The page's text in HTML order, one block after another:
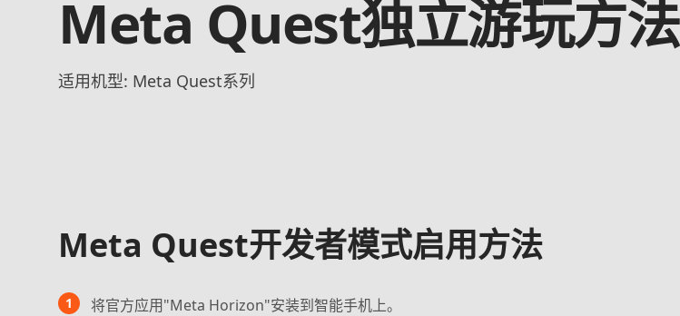
Meta Quest独立游玩方法
适用机型: Meta Quest系列
Meta Quest开发者模式启用方法
1 将官方应用"Meta Horizon"安装到智能手机上。